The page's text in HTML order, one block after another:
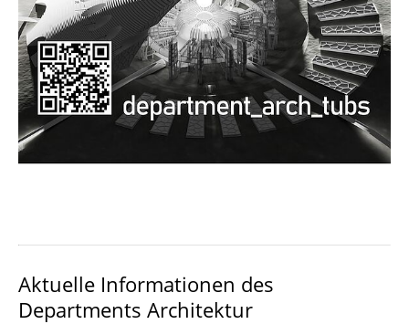
Aktuelle Informationen des
Departments Architektur